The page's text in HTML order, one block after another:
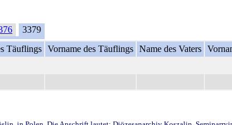
3379
Täuflings Vorname des Täuflings Name des Vaters